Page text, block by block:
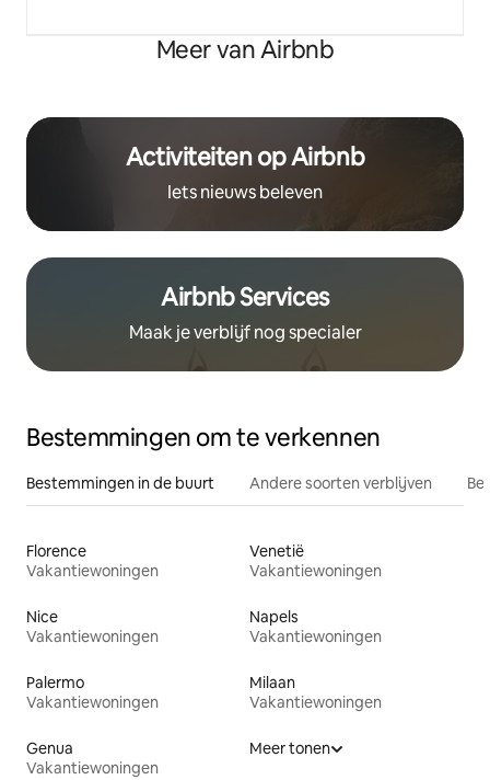
Meer van Airbnb
Activiteiten op Airbnb
Iets nieuws beleven
Airbnb Services
Maak je verblijf nog specialer
Bestemmingen om te verkennen
Bestemmingen in de buurt Andere soorten verblijven
Florence
Vakantiewoningen
Venetië
Vakantiewoningen
Nice
Vakantiewoningen
Napels
Vakantiewoningen
Palermo
Vakantiewoningen
Milaan
Vakantiewoningen
Genua
Vakantiewoningen
Meer tonen